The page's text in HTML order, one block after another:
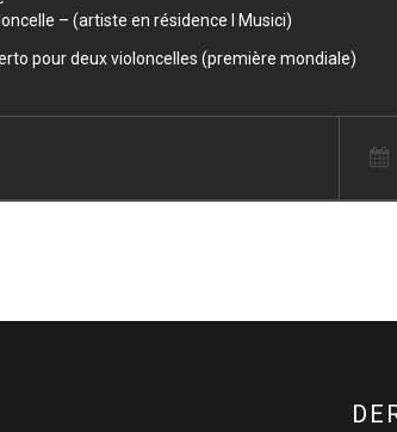
– (artiste en résidence I Musici)
pour deux violoncelles (première mondiale)